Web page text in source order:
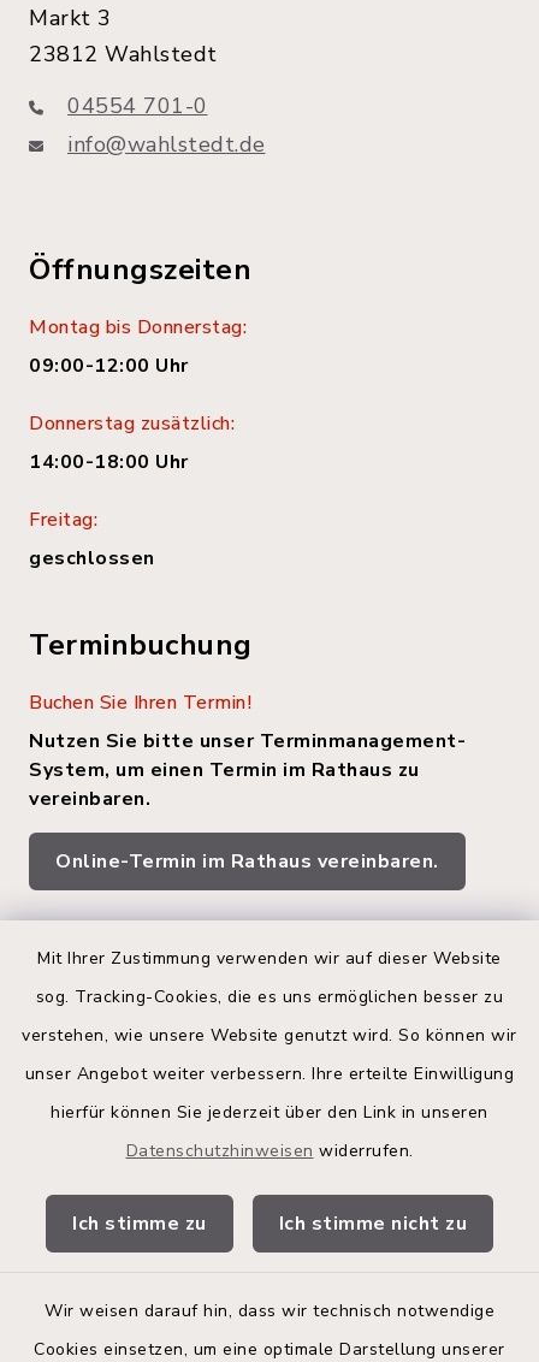
Mit Ihrer Zustimmung verwenden wir auf dieser Website
sog. Tracking-Cookies, die es uns ermöglichen besser zu
verstehen, wie unsere Website genutzt wird. So können wir
unser Angebot weiter verbessern. Ihre erteilte Einwilligung
hierfür können Sie jederzeit über den Link in unseren
Datenschutzhinweisen widerrufen.
Ich stimme zu Ich stimme nicht zu
Wir weisen darauf hin, dass wir technisch notwendige
Cookies einsetzen, um eine optimale Darstellung unserer
Markt 3
23812 Wahlstedt
04554 701-0
info@wahlstedt.de
Öffnungszeiten
Montag bis Donnerstag:
09:00-12:00 Uhr
Donnerstag zusätzlich:
14:00-18:00 Uhr
Freitag:
geschlossen
Terminbuchung
Buchen Sie Ihren Termin!
Nutzen Sie bitte unser Terminmanagement-
System, um einen Termin im Rathaus zu
vereinbaren.
Online-Termin im Rathaus vereinbaren.
Quicklinks
Land Schleswig-Holstein
Kita-Portal
Bürgerinformationsbroschüre